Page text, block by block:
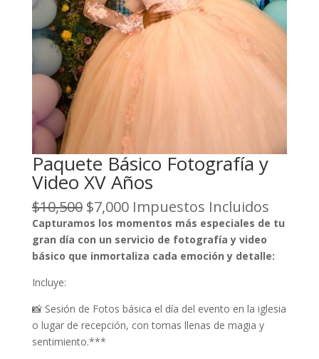
Paquete Básico Fotografía y
Video XV Años
$10,500 O
r
i
g
a
l
p
$7,000C
u
r
r
t
p
Impuestos Incluidos
Capturamos los momentos más especiales de tu
gran día con un servicio de fotografía y video
básico que inmortaliza cada emoción y detalle:
Incluye:
📸 Sesión de Fotos básica el día del evento en la iglesia
o lugar de recepción, con tomas llenas de magia y
sentimiento.***